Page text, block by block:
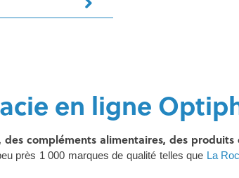
en ligne
des compléments alimentaires, des
près 1 000 marques de qualité telles que La